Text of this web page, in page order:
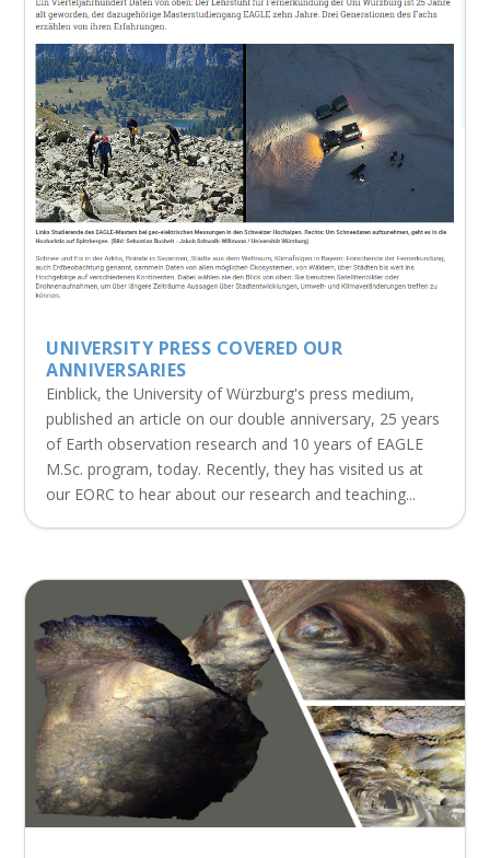
UNIVERSITY PRESS COVERED OUR
ANNIVERSARIES
Einblick, the University of Würzburg's press medium,
published an article on our double anniversary, 25 years
of Earth observation research and 10 years of EAGLE
M.Sc. program, today. Recently, they has visited us at
our EORC to hear about our research and teaching...